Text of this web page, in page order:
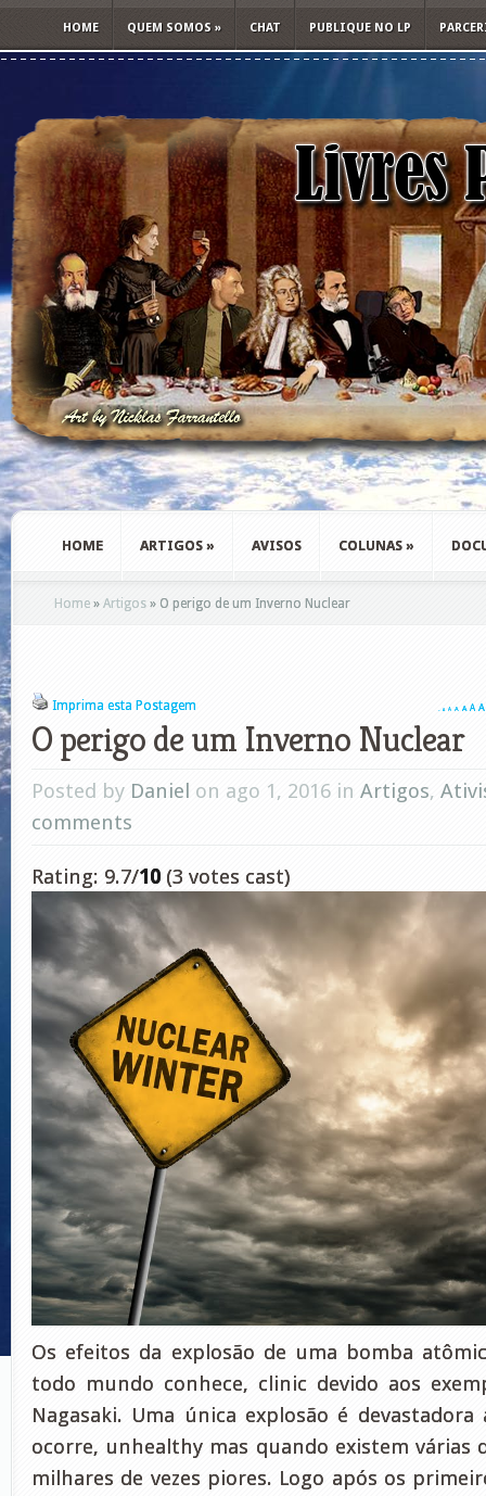
HOME QUEM SOMOS » CHAT PUBLIQUE NO LP
HOME ARTIGOS » AVISOS COLUNAS »
Home » Artigos » O perigo de um Inverno Nuclear
Imprima esta Postagem A A A A A A A
O perigo de um Inverno Nuclear
Posted by Daniel on ago 1, 2016 in Artigos,
comments
Rating: 9.7/10 (3 votes cast)
Os efeitos da explosão de uma bomba
todo mundo conhece, clinic devido aos
Nagasaki. Uma única explosão é
ocorre, unhealthy mas quando existem várias
milhares de vezes piores. Logo após os